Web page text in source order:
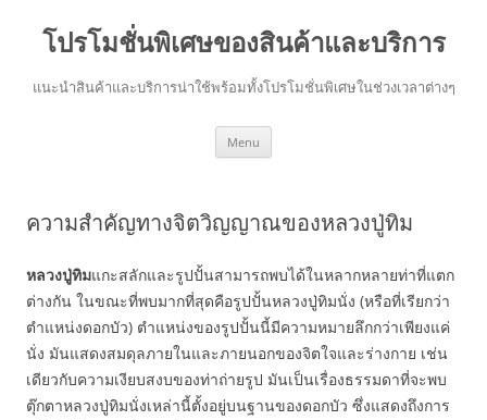
โปรโมชั่นพิเศษของสินค้าและบริการ
แนะนำสินค้าและบริการน่าใช้พร้อมทั้งโปรโมชั่นพิเศษในช่วงเวลาต่างๆ
Menu
ความสำคัญทางจิตวิญญาณของหลวงปู่ทิม
หลวงปู่ทิมแกะสลักและรูปปั้นสามารถพบได้ในหลากหลายท่าที่แตก
ต่างกัน ในขณะที่พบมากที่สุดคือรูปปั้นหลวงปู่ทิมนั่ง (หรือที่เรียกว่า
ตำแหน่งดอกบัว) ตำแหน่งของรูปปั้นนี้มีความหมายลึกกว่าเพียงแค่
นั่ง มันแสดงสมดุลภายในและภายนอกของจิตใจและร่างกาย เช่น
เดียวกับความเงียบสงบของท่าถ่ายรูป มันเป็นเรื่องธรรมดาที่จะพบ
ตุ๊กตาหลวงปู่ทิมนั่งเหล่านี้ตั้งอยู่บนฐานของดอกบัว ซึ่งแสดงถึงการ